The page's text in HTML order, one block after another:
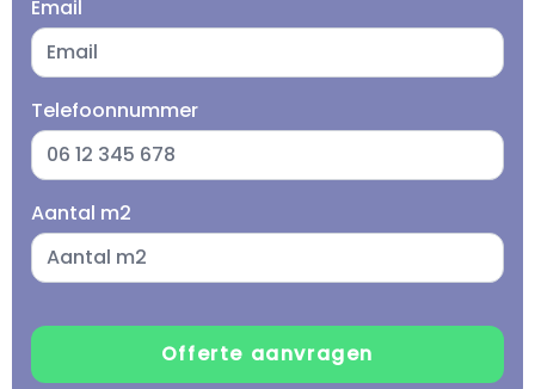
Email
Telefoonnummer
Aantal m2